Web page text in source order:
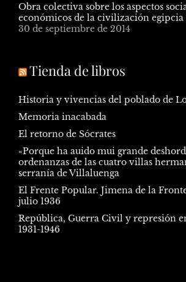
Obra colectiva sobre los aspectos
económicos de la civilización egipcia
30 de septiembre de 2014
Tienda de libros
Historia y vivencias del poblado de
Memoria inacabada
El retorno de Sócrates
«Porque ha auido mui grande
ordenanzas de las cuatro villas
serranía de Villaluenga
El Frente Popular. Jimena de la
julio 1936
República, Guerra Civil y represión
1931-1946